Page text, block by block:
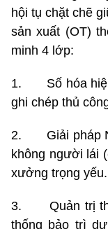
hội tụ chặt chẽ
sản xuất (OT)
minh 4 lớp:
1. Số hóa hiện
ghi chép thủ
2. Giải pháp
không người lái
xưởng trọng yếu.
3. Quản trị
thống bảo trì